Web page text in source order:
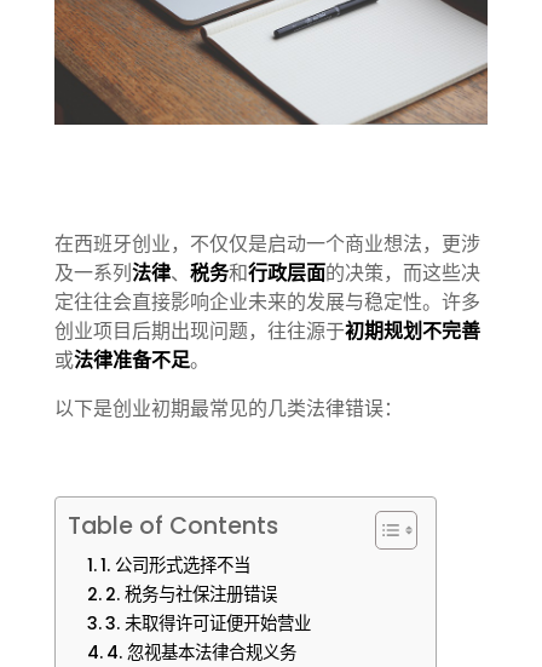
在西班牙创业，不仅仅是启动一个商业想法，更涉
及一系列法律、 税务和行政层面的决策，而这些决
定往往会直接影响企业未来的发展与稳定性。许多
创业项目后期出现问题，往往源于初期规划不完善
或法律准备不足。
以下是创业初期最常见的几类法律错误：
Table of Contents
1. 公司形式选择不当
2. 税务与社保注册错误
3. 未取得许可证便开始营业
4. 忽视基本法律合规义务